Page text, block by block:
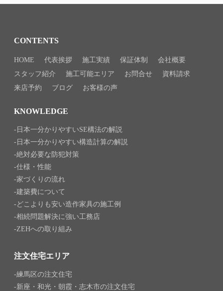
CONTENTS
HOME 代表挨拶 施工実績 保証体制
会社概要
スタッフ紹介
施工可能エリア お問合せ
資料請求
来店予約
ブログ お客様の声
KNOWLEDGE
日本一分かりやすいSE構法の解説
日本一分かりやすい構造計算の解説
絶対必要な防犯対策
仕様・性能
家づくりの流れ
建築費について
どこよりも安い造作家具の施工例
相続問題解決に強い工務店
ZEHへの取り組み
注文住宅エリア
練馬区の注文住宅
新座・和光・朝霞・志木市の注文住宅